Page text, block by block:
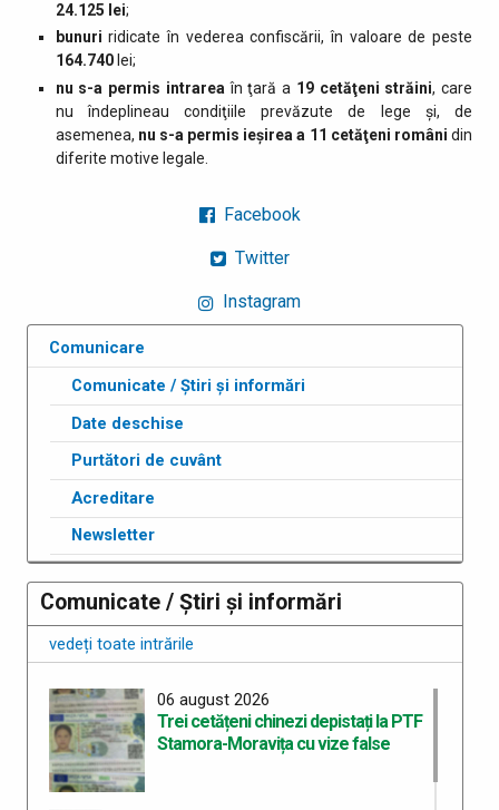
24.125 lei;
bunuriridicate în vederea confiscării, în valoare de peste
164.740 lei;
nu s-a permis intrarea în ţară a 19 cetăţeni străini, care
nu îndeplineau condiţiile prevăzute de lege şi, de
asemenea, nu s-a permis ieşirea a 11 cetăţeni români din
diferite motive legale.
Facebook
Twitter
Instagram
Comunicare
Comunicate / Știri și informări
Date deschise
Purtători de cuvânt
Acreditare
Newsletter
Comunicate / Știri și informări
vedeți toate intrările
06 august 2026
Trei cetățeni chinezi depistați la PTF
Stamora-Moravița cu vize false